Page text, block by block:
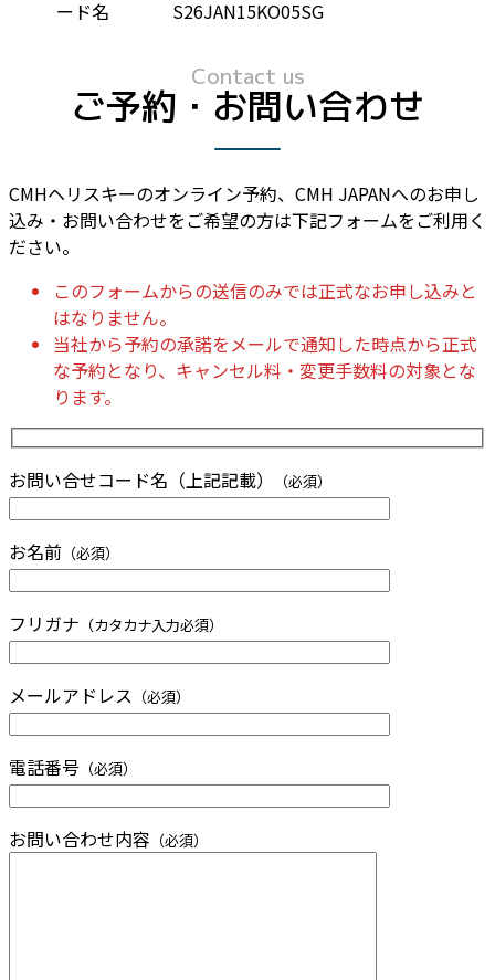
ード名 S26JAN15KO05SG
Contact us
ご予約・お問い合わせ
CMHヘリスキーのオンライン予約、CMH JAPANへのお申し
込み・お問い合わせをご希望の方は下記フォームをご利用く
ださい。
このフォームからの送信のみでは正式なお申し込みと
はなりません。
当社から予約の承諾をメールで通知した時点から正式
な予約となり、キャンセル料・変更手数料の対象とな
ります。
お問い合せコード名（上記記載） （必須）
お名前 （必須）
フリガナ （カタカナ入力必須）
メールアドレス （必須）
電話番号 （必須）
お問い合わせ内容 （必須）